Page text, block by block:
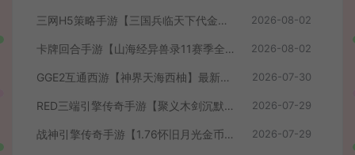
三网H5策略手游【三国兵临天下代金券内购七合修复版】最新整理单机一键即玩镜像端+Linux手工服务端+管理后台+GM授权后台+简易安卓客户端+详细搭建教程+视频教程 2026-08-02
卡牌回合手游【山海经异兽录11赛季全人物代金券内购版】最新整理WIN系服务端+授权GM后台+管理后台+热更修改工具+安卓+详细搭建教程 2026-08-02
GGE2互通西游【神界天海西柚】最新整理Win系服务端+安卓苹果PC三端+内置GM工具+全套源码+详细搭建教程+视频教程 2026-07-30
RED三端引擎传奇手游【聚义木剑沉默高仿嘟嘟沉默】最新整理Win系服务端+安卓苹果PC三端+详细搭建教程 2026-07-29
战神引擎传奇手游【1.76怀旧月光金币版】最新整理Win系复古服务端+安卓苹果双端+GM授权物品后台+详细搭建教程 2026-07-29